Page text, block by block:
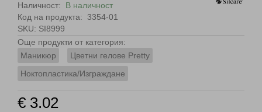
Наличност: В наличност
Код на продукта:
3354-01
SKU: SI8999
Още продукти от категория:
Маникюр
Цветни гелове Pretty
Ноктопластика/Изграждане
€ 3.02